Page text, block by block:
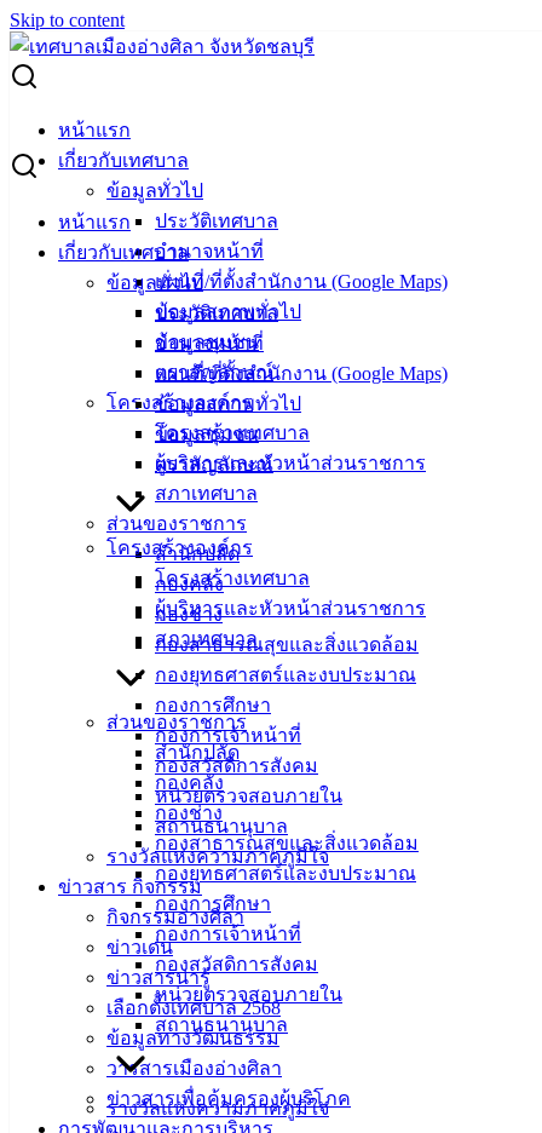
Skip to content
หน้าแรก
เกี่ยวกับเทศบาล
ข้อมูลทั่วไป
ประวัติเทศบาล
อำนาจหน้าที่
แผนที่/ที่ตั้งสำนักงาน (Google Maps)
ข้อมูลสภาพทั่วไป
ข้อมูลชุมชน
ตราสัญลักษณ์
โครงสร้างองค์กร
โครงสร้างเทศบาล
ผู้บริหารและหัวหน้าส่วนราชการ
สภาเทศบาล
ส่วนของราชการ
สำนักปลัด
กองคลัง
กองช่าง
กองสาธารณสุขและสิ่งแวดล้อม
กองยุทธศาสตร์และงบประมาณ
กองการศึกษา
กองการเจ้าหน้าที่
กองสวัสดิการสังคม
หน่วยตรวจสอบภายใน
สถานธนานุบาล
รางวัลแห่งความภาคภูมิใจ
ข่าวสาร กิจกรรม
กิจกรรมอ่างศิลา
ข่าวเด่น
ข่าวสารน่ารู้
เลือกตั้งเทศบาล 2568
ข้อมูลทางวัฒนธรรม
วารสารเมืองอ่างศิลา
ข่าวสารเพื่อคุ้มครองผู้บริโภค
การพัฒนาและการบริหาร
หน้าแรก
เกี่ยวกับเทศบาล
ข้อมูลทั่วไป
ประวัติเทศบาล
อำนาจหน้าที่
แผนที่/ที่ตั้งสำนักงาน (Google Maps)
ข้อมูลสภาพทั่วไป
ข้อมูลชุมชน
ตราสัญลักษณ์
โครงสร้างองค์กร
โครงสร้างเทศบาล
ผู้บริหารและหัวหน้าส่วนราชการ
สภาเทศบาล
ส่วนของราชการ
สำนักปลัด
กองคลัง
กองช่าง
กองสาธารณสุขและสิ่งแวดล้อม
กองยุทธศาสตร์และงบประมาณ
กองการศึกษา
กองการเจ้าหน้าที่
กองสวัสดิการสังคม
หน่วยตรวจสอบภายใน
สถานธนานุบาล
รางวัลแห่งความภาคภูมิใจ
Search for:
ผู้ชนะการเสนอราคา โครงการก่อสร้างถนนหินคลุกฯ ซ.13 หลัง
หมู่บ้านอรินสิริ
ผู้ชนะการเสนอราคา โครงการก่อสร้าง
ถนนหินคลุกฯ ซ.13 หลังหมู่บ้านอรินสิริ
กุมภาพันธ์ 20, 2024 กุมภาพันธ์ 21, 2024
ประกาศผู้ชนะ
ถนนหินคลุกฯ ซ.13 หลังหมู่บ้านอรินสิริ
เมืองอ่าง
อ่างศิลา 90/338
อ.เมือง จ.ชลบุรี
038-
142-100-104
บริการ
ประชาชน
ดาวน์โหลด
แบบ
ฟอร์ม,